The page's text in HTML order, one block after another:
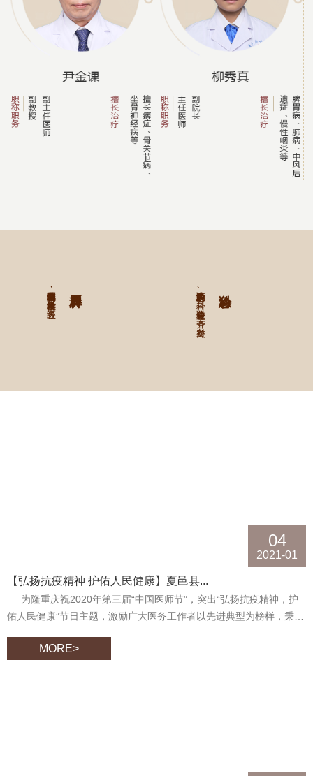
中医院消化内科师资队伍结构合理，学科技术力量雄厚，各级医... 急诊科内设有急诊内科、外科，急诊科设备先进、齐全，对各类...
04
2021-01
【弘扬抗疫精神 护佑人民健康】夏邑县...
为隆重庆祝2020年第三届“中国医师节”，突出“弘扬抗疫精神，护
佑人民健康”节日主题，激励广大医务工作者以先进典型为榜样，秉承
增进全社会对医务工作者的理解和认同。为了熟练掌握运用医院感染
MORE>